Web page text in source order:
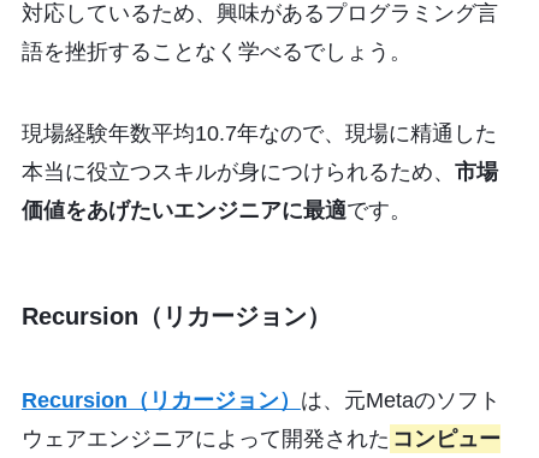
対応しているため、興味があるプログラミング言
語を挫折することなく学べるでしょう。
現場経験年数平均10.7年なので、現場に精通した
本当に役立つスキルが身につけられるため、 市場
価値をあげたいエンジニアに最適です。
Recursion（リカージョン）
Recursion（リカージョン） は、元Metaのソフト
ウェアエンジニアによって開発された コンピュー